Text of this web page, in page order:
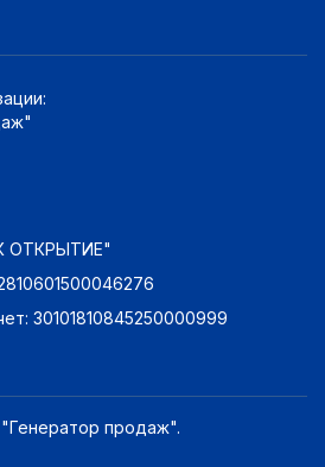
ОТКРЫТИЕ"
30101810845250000999
продаж".